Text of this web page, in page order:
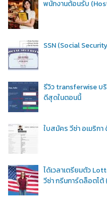
พนักงานต้อนรับ
SSN (Social
รีวิว transferwise บริ
ดีสุดในตอนนี้
ใบสมัคร วีซ่า อเมริก
ได้เวลาเตรียมตัว
วีซ่า กรีนการ์ดล็อตโ